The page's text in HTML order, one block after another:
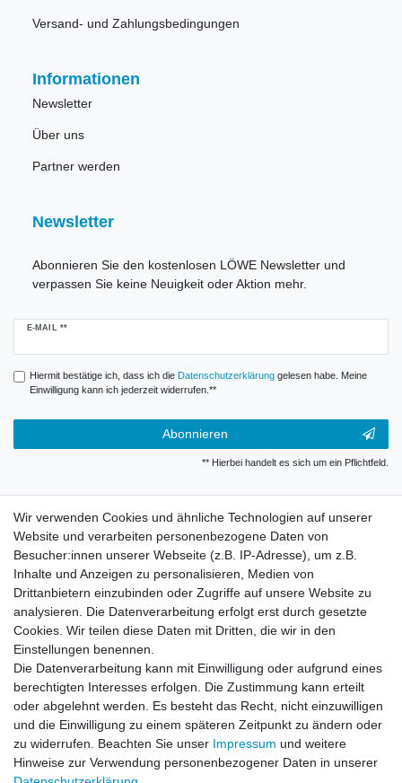
Versand- und Zahlungsbedingungen
Informationen
Newsletter
Über uns
Partner werden
Newsletter
Abonnieren Sie den kostenlosen LÖWE Newsletter und
verpassen Sie keine Neuigkeit oder Aktion mehr.
E-MAIL **
Newsletter
Hiermit bestätige ich, dass ich die Daten­schutz­erklärunggelesen habe. Meine
Einwilligung kann ich jederzeit widerrufen.**
Abonnieren
** Hierbei handelt es sich um ein Pflichtfeld.
Impressum
Datenschutzerklärung
Kontakt
Alle auf dieser Webseite dargestellten Produkte und
Produktinformationen dienen ausschließlich der
allgemeinen Information. Es wird darauf hingewiesen, dass
Wir verwenden Cookies und ähnliche Technologien auf unserer
Website und verarbeiten personenbezogene Daten von
Besucher:innen unserer Webseite (z.B. IP-Adresse), um z.B.
Inhalte und Anzeigen zu personalisieren, Medien von
Drittanbietern einzubinden oder Zugriffe auf unsere Website zu
analysieren. Die Datenverarbeitung erfolgt erst durch gesetzte
Cookies. Wir teilen diese Daten mit Dritten, die wir in den
Einstellungen benennen.
Die Datenverarbeitung kann mit Einwilligung oder aufgrund eines
berechtigten Interesses erfolgen. Die Zustimmung kann erteilt
oder abgelehnt werden. Es besteht das Recht, nicht einzuwilligen
und die Einwilligung zu einem späteren Zeitpunkt zu ändern oder
zu widerrufen. Beachten Sie unser Impressum und weitere
Hinweise zur Verwendung personenbezogener Daten in unserer